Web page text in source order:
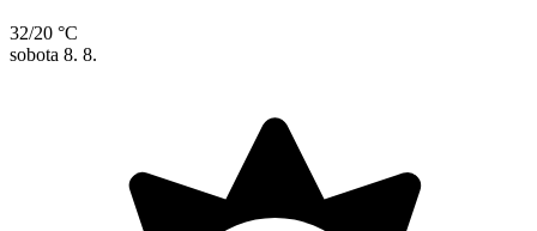
32/20 °C
sobota 8. 8.